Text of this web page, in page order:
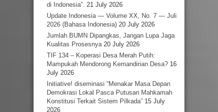
di Indonesia”. 21 July 2026
Update Indonesia — Volume XX, No. 7 — Juli
2026 (Bahasa Indonesia) 20 July 2026
Jumlah BUMN Dipangkas, Jangan Lupa Jaga
Kualitas Prosesnya 20 July 2026
TIF 134 – Koperasi Desa Merah Putih:
Mampukah Mendorong Kemandirian Desa? 16
July 2026
Initiative! diseminasi “Menakar Masa Depan
Demokrasi Lokal Pasca Putusan Mahkamah
Konstitusi Terkait Sistem Pilkada” 15 July
2026